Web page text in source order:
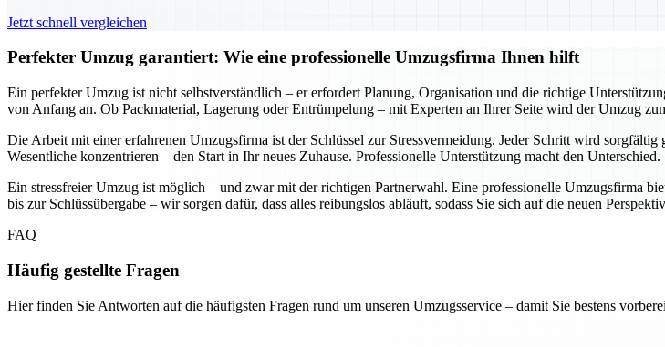
Jetzt schnell vergleichen
Perfekter Umzug garantiert: Wie eine professionelle Umzugsfirma Ihnen hilft
Ein perfekter Umzug ist nicht selbstverständlich – er erfordert Planung, Organisation und die richtige
von Anfang an. Ob Packmaterial, Lagerung oder Entrümpelung – mit Experten an Ihrer Seite wird der Umzug
Die Arbeit mit einer erfahrenen Umzugsfirma ist der Schlüssel zur Stressvermeidung. Jeder Schritt wird
Wesentliche konzentrieren – den Start in Ihr neues Zuhause. Professionelle Unterstützung macht den Unterschied.
Ein stressfreier Umzug ist möglich – und zwar mit der richtigen Partnerwahl. Eine professionelle Umzugsfirma
bis zur Schlüssübergabe – wir sorgen dafür, dass alles reibungslos abläuft, sodass Sie sich auf die neuen
FAQ
Häufig gestellte Fragen
Hier finden Sie Antworten auf die häufigsten Fragen rund um unseren Umzugsservice – damit Sie bestens